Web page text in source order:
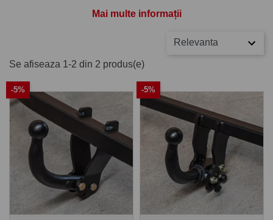
pentru BMW Seria 3 2 uși 1992 -
1999
Pewww.carlig.ro
veți găs cârlige remorcare de calitate și
de încredere pentru BMW Seria 3 2 uși 1992 - 1999 . Toate
cârligele de remorcare au un tratament special de
suprafață anticorozivă și sunt cu
o garanție de 5 ani .
Pentru fiecare cârlig de remorcare, aveți opțiunea de a
alege instalația electrică în funcție de ceea ce ați dori să
tractați. De asemenea puteți alege și montarea cârligului
de remorcare la una dintre unitățile noastre - Groși sau
Mai multe informații
Relevanta
Se afiseaza 1-2 din 2 produs(e)
-5% -5%